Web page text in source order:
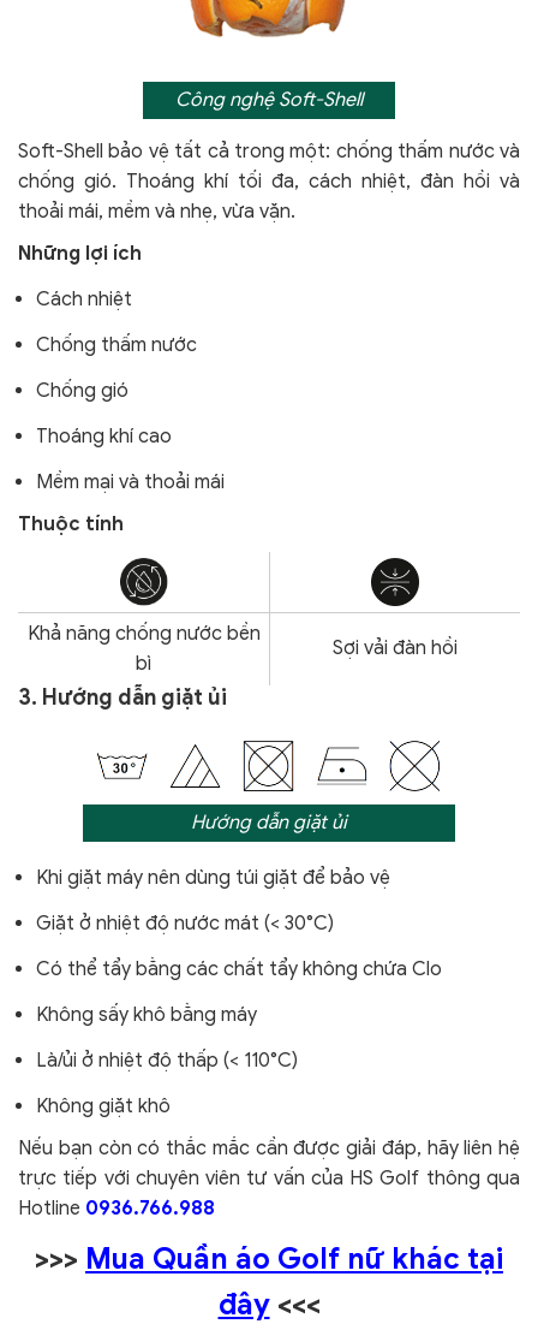
Công nghệ Soft-Shell
Soft-Shell bảo vệ tất cả trong một: chống thấm nước và
chống gió. Thoáng khí tối đa, cách nhiệt, đàn hồi và
thoải mái, mềm và nhẹ, vừa vặn.
Những lợi ích
Cách nhiệt
Chống thấm nước
Chống gió
Thoáng khí cao
Mềm mại và thoải mái
Thuộc tính
Khả năng chống nước bền
bì
Sợi vải đàn hồi
3. Hướng dẫn giặt ủi
Hướng dẫn giặt ủi
Khi giặt máy nên dùng túi giặt để bảo vệ
Giặt ở nhiệt độ nước mát (< 30°C)
Có thể tẩy bằng các chất tẩy không chứa Clo
Không sấy khô bằng máy
Là/ủi ở nhiệt độ thấp (< 110°C)
Không giặt khô
Nếu bạn còn có thắc mắc cần được giải đáp, hãy liên hệ
trực tiếp với chuyên viên tư vấn của HS Golf thông qua
Hotline 0936.766.988
>>> Mua Quần áo Golf nữ khác tại
đây<<<